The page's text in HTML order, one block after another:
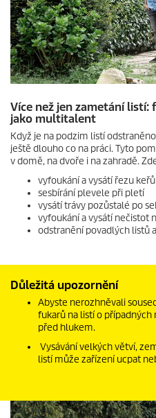
Více než jen zametání
jako multitalent
Když je na podzim listí
ještě dlouho co na práci. Tyto
v domě, na dvoře i na zahradě.
vyfoukání a vysátí řezu keřů
sesbírání plevele při pletí
vysátí trávy pozůstalé po
vyfoukání a vysátí nečistot
odstranění povadlých listů
Důležitá upozornění
Abyste nerozhněvali
fukarů na listí o
před hlukem.
Vysávání velkých větví,
listí může zařízení ucpat